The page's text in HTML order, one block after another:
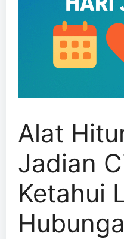
Alat
Jadian
Ketahui